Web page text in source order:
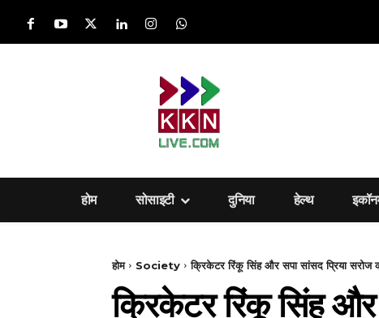
होम सोसाइटी दुनिया हेल्‍थ
होम Society क्रिकेटर रिंकू सिंह और सपा सांसद प्रिया सरोज
क्रिकेटर रिंकू सिंह और